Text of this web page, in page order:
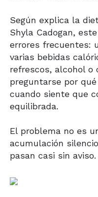
Según explica la
Shyla Cadogan,
errores frecuentes:
varias bebidas
refrescos, alcohol o
preguntarse por
cuando siente que
equilibrada.
El problema no es
acumulación
pasan casi sin aviso.